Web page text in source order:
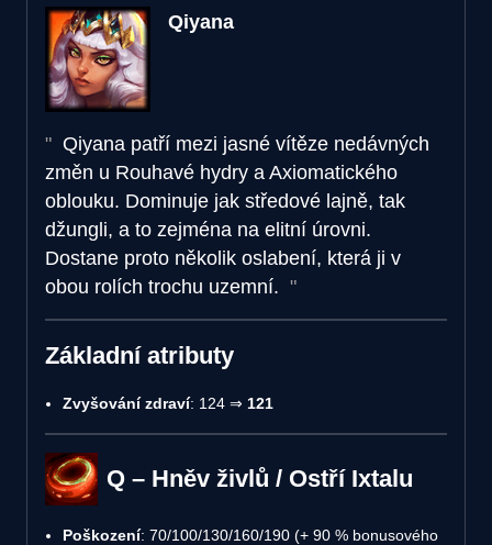
Qiyana
Qiyana patří mezi jasné vítěze nedávných
změn u Rouhavé hydry a Axiomatického
oblouku. Dominuje jak středové lajně, tak
džungli, a to zejména na elitní úrovni.
Dostane proto několik oslabení, která ji v
obou rolích trochu uzemní.
Základní atributy
Zvyšování zdraví: 124 ⇒ 121
Q – Hněv živlů / Ostří Ixtalu
Poškození: 70/100/130/160/190 (+ 90 % bonusového